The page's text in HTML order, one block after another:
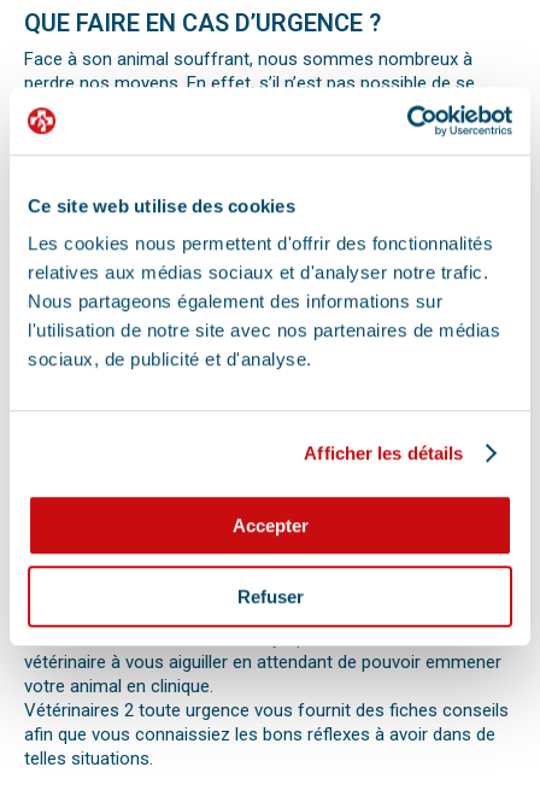
Ce site web utilise des cookies
Les cookies nous permettent d'offrir des fonctionnalités
relatives aux médias sociaux et d'analyser notre trafic.
Nous partageons également des informations sur
l'utilisation de notre site avec nos partenaires de médias
sociaux, de publicité et d'analyse.
Afficher les détails
Accepter
Refuser
QUE FAIRE EN CAS D’URGENCE ?
Face à son animal souffrant, nous sommes nombreux à
perdre nos moyens. En effet, s’il n’est pas possible de se
préparer totalement à ce type d’événement, certains gestes
peuvent être salvateurs.
Ainsi, le premier réflexe à avoir dans une telle situation est de
vétérinaire la plus proche de votre domicile. Il est important
sécurité de votre animal pour ne pas empirer la situation.
Pour pouvoir détecter un mal-être chez son animal et décrire
la situation à un professionnel, il faut faire attention aux
signaux. Tout comportement anormal ou abattement doit
vous alerter.
Les difficultés respiratoires, pertes de conscience, les
votre chat, chien ou autre nouvel animal de compagnie ne va
Différentes causes peuvent être à l’origine d’une urgence pour
votre compagnon. Il peut s’agir en effet d’un épillet, d’une
réaction allergique avec œdème de Quincke, d’une intoxication
ou envenimation, d’un syndrome dilatation torsion de
l’estomac chez le chien, d’une mise bas, d’une infection
vétérinaire à vous aiguiller en attendant de pouvoir emmener
votre animal en clinique.
Vétérinaires 2 toute urgence vous fournit des fiches conseils
afin que vous connaissiez les bons réflexes à avoir dans de
telles situations.